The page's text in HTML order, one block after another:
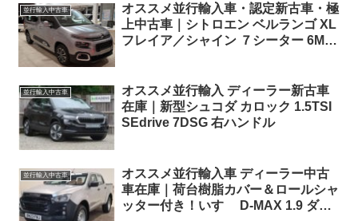
並行輸入中古車
オススメ並行輸入車・認定新古車・極
上中古車｜シトロエン ベルランゴ XL
フレイア／シャイン ７シーター 6MT
並行輸入中古車
オススメ並行輸入 ディーラー新古車
在庫｜新型シュコダ カロック 1.5TSI
SEdrive 7DSG 右ハンドル
並行輸入中古車
オススメ並行輸入車 ディーラー中古
車在庫｜荷台樹脂カバー＆ロールシャ
ッター付き！いすゞ D-MAX 1.9 ダブ